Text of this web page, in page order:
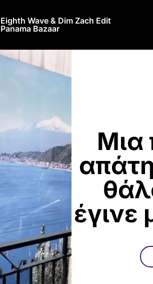
Eighth Wave & Dim Zach Edit
Panama Bazaar
Μια